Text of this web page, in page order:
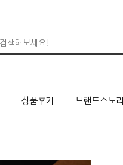
상품후기 브랜드스토리